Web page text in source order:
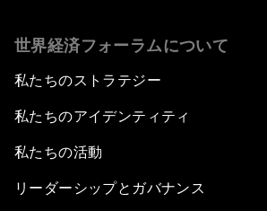
世界経済フォーラムについて
私たちのストラテジー
私たちのアイデンティティ
私たちの活動
リーダーシップとガバナンス